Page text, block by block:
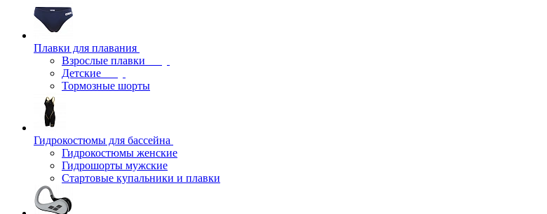
Плавки для плавания
Взрослые плавки
Детские
Тормозные шорты
Гидрокостюмы для бассейна
Гидрокостюмы женские
Гидрошорты мужские
Стартовые купальники и плавки